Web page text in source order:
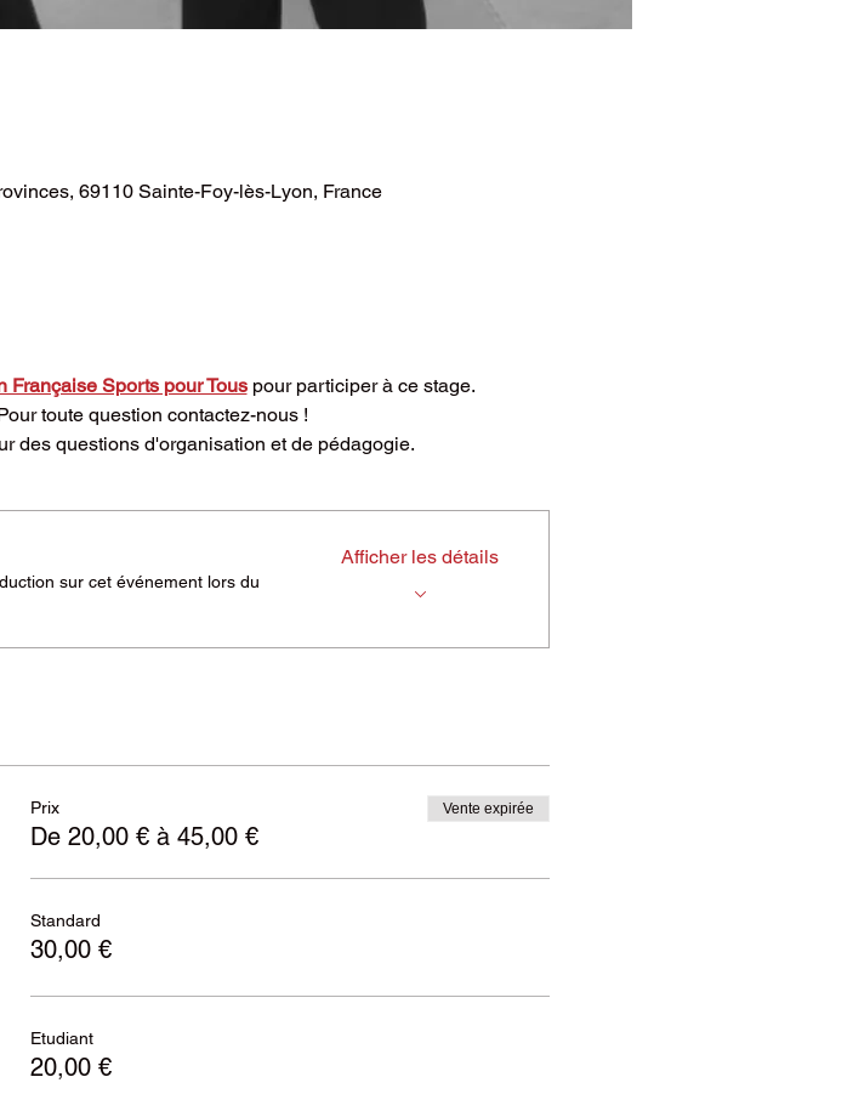
69110 Sainte-Foy-lès-Lyon, France
Française Sports pour Tous pour participer à ce stage.
toute question contactez-nous !
des questions d'organisation et de pédagogie.
sur cet événement lors du
Afficher les détails
Prix
De 20,00 € à 45,00 €
Vente expirée
Standard
30,00 €
Etudiant
20,00 €